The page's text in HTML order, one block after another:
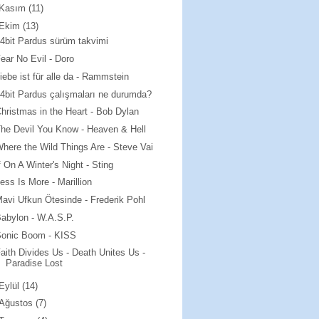
Kasım (11)
Ekim (13)
Pardus sürüm takvimi
No Evil - Doro
Liebe ist für alle da - Rammstein
Pardus çalışmaları ne durumda?
in the Heart - Bob Dylan
Devil You Know - Heaven & Hell
the Wild Things Are - Steve Vai
On A Winter's Night - Sting
Is More - Marillion
Ufkun Ötesinde - Frederik Pohl
- W.A.S.P.
Boom - KISS
Divides Us - Death Unites Us -
Paradise Lost
Eylül (14)
(7)